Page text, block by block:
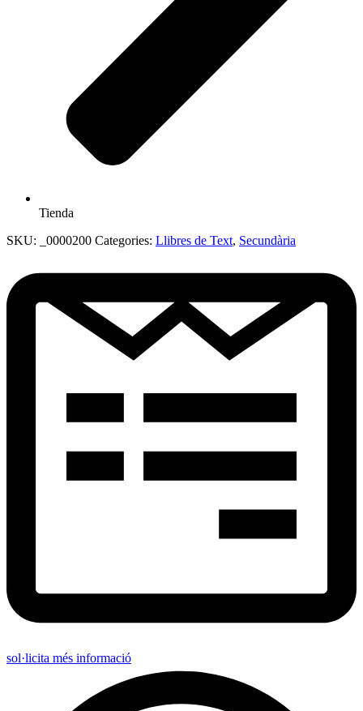
Tienda
SKU:
_0000200 Categories: Llibres de Text, Secundària
sol·licita més informació